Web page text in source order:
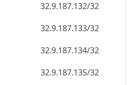
32.9.187.132/32
32.9.187.133/32
32.9.187.134/32
32.9.187.135/32